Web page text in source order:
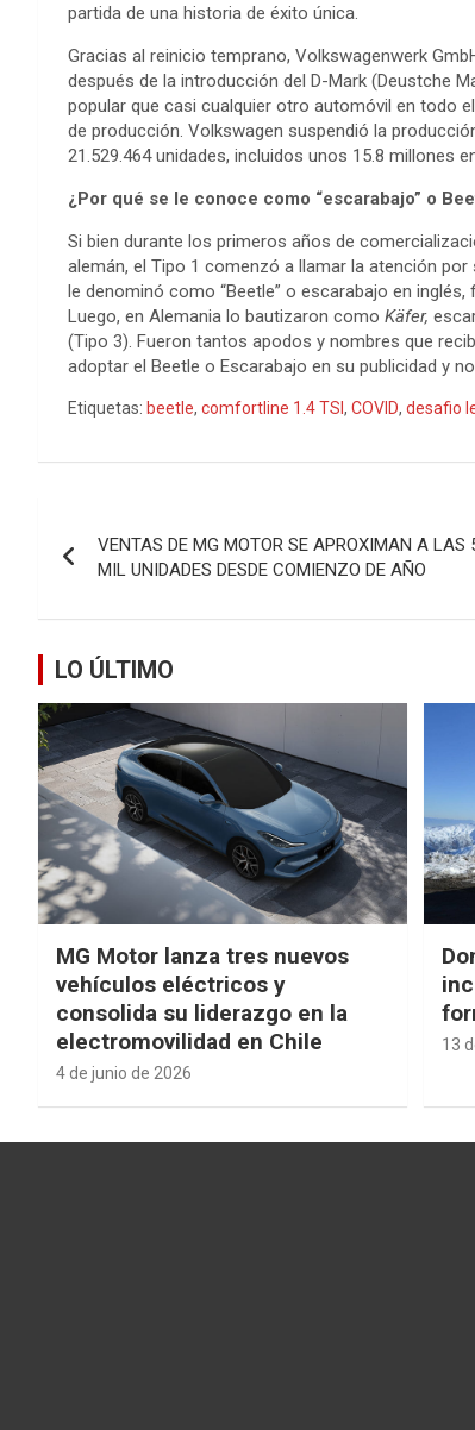
partida de una historia de éxito única.
Gracias al reinicio temprano, Volkswagenwerk
después de la introducción del D-Mark (Deustche
popular que casi cualquier otro automóvil en todo
de producción. Volkswagen suspendió la
21.529.464 unidades, incluidos unos 15.8 millones
¿Por qué se le conoce como “escarabajo” o
Si bien durante los primeros años de
alemán, el Tipo 1 comenzó a llamar la atención
le denominó como “Beetle” o escarabajo en
Luego, en Alemania lo bautizaron como Käfer,
(Tipo 3). Fueron tantos apodos y nombres que
adoptar el Beetle o Escarabajo en su publicidad y
Etiquetas: beetle, comfortline 1.4 TSI , COVID, desafio
de
entradas
VENTAS DE MG MOTOR SE APROXIMAN A LAS
MIL UNIDADES DESDE COMIENZO DE AÑO
LO ÚLTIMO
MG Motor lanza tres nuevos
vehículos eléctricos y
consolida su liderazgo en la
electromovilidad en Chile
4 de junio de 2026
13